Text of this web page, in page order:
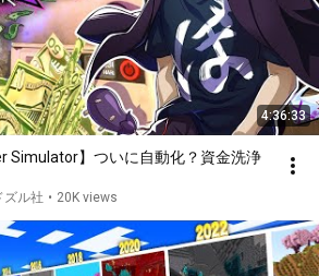
4:36:33
Simulator】ついに自動化？資金洗浄
ズル社 • 20K views